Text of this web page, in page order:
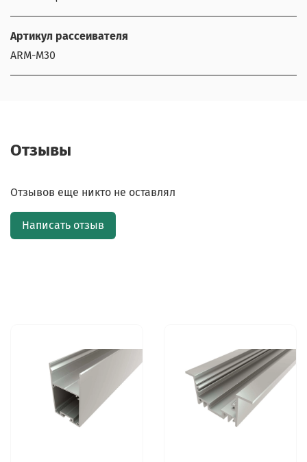
Артикул рассеивателя
ARM-M30
Отзывы
Отзывов еще никто не оставлял
Написать отзыв